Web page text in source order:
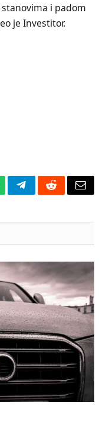
i padom
je Investitor.
TelegramRedditEmail